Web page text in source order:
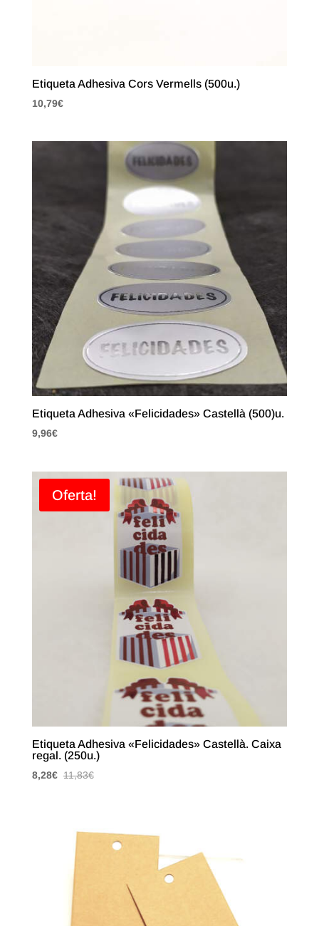
Etiqueta Adhesiva Cors Vermells (500u.)
10,79€
Etiqueta Adhesiva «Felicidades» Castellà (500)u.
9,96€
Oferta!
Etiqueta Adhesiva «Felicidades» Castellà. Caixa
regal. (250u.)
8,28€ 11,83€